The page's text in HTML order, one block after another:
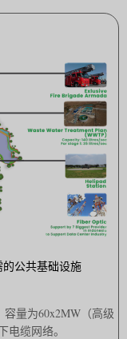
公共基础设施
容量为60x2MW（高级
电缆网络。